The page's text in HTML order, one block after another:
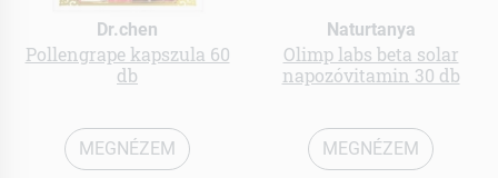
Dr.chen
Pollengrape kapszula 60
db
MEGNÉZEM
Naturtanya
Olimp labs beta solar
napozóvitamin 30 db
MEGNÉZEM